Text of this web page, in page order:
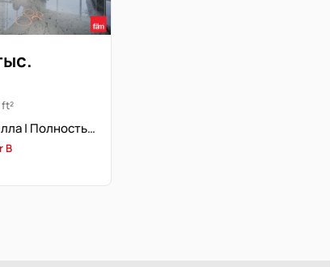
Роскошная вилла | Полностью меблирована | Вид на марину
B